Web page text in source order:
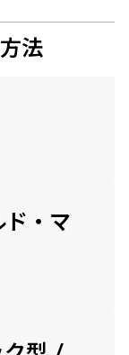
法
ド・マ